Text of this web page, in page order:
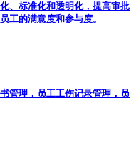
、标准化和透明化，提高审批
工的满意度和参与度。
管理，员工工伤记录管理，员